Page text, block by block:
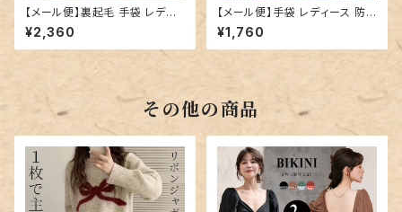
【メール便】裏起毛 手袋 レディ
ース 防寒 保温／glove191
¥2,360
【メール便】手袋 レディース 防
寒 保温 裏起毛／glove192
¥1,760
その他の商品